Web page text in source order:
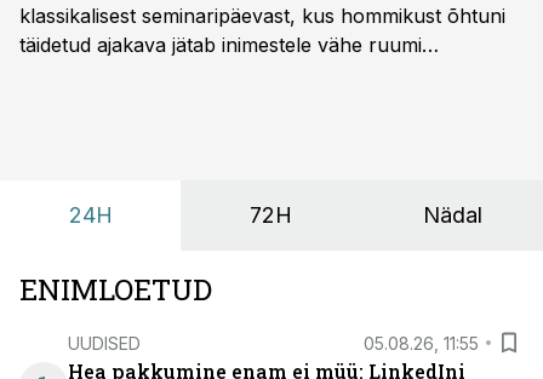
klassikalisest seminaripäevast, kus hommikust õhtuni
täidetud ajakava jätab inimestele vähe ruumi
24H 72H Nädal
ENIMLOETUD
UUDISED 05.08.26, 11:55
Hea pakkumine enam ei müü: LinkedIni